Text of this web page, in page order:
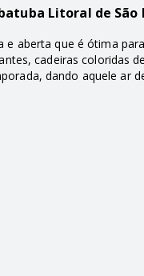
Litoral de São
aberta que é ótima
cadeiras coloridas
dando aquele ar